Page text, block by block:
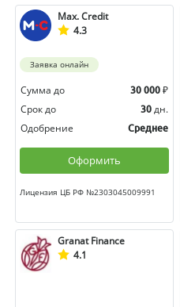
Max. Credit
4.3
Заявка онлайн
Сумма до 30 000 ₽
Срок до
30 дн.
Одобрение
Среднее
Оформить
Лицензия ЦБ РФ №2303045009991
Granat Finance
4.1